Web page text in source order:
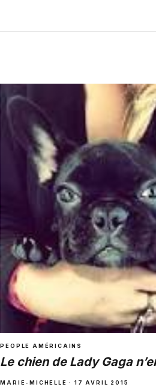
PEOPLE AMÉRICAINS
Le chien de Lady Gaga
MARIE-MICHELLE · 17 AVRIL 2015